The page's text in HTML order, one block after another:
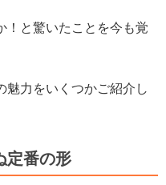
！と驚いたことを今も覚
魅力をいくつかご紹介し
定番の形